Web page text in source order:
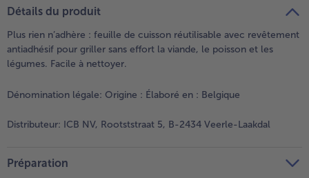
Détails du produit
Plus rien n’adhère : feuille de cuisson réutilisable avec revêtement
antiadhésif pour griller sans effort la viande, le poisson et les
légumes. Facile à nettoyer.
Dénomination légale: Origine : Élaboré en : Belgique
Distributeur: ICB NV, Rootststraat 5, B-2434 Veerle-Laakdal
Préparation